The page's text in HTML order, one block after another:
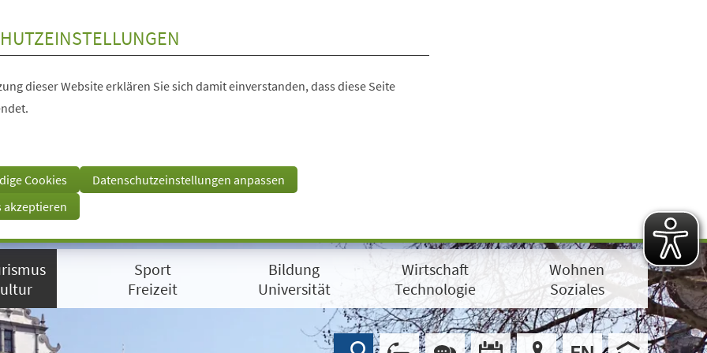
dieser Website erklären Sie sich damit einverstanden, dass diese Seite
Cookies
Datenschutzeinstellungen anpassen
akzeptieren
Sport
Freizeit
Bildung
Universität
Wirtschaft
Technologie
Wohnen
Soziales